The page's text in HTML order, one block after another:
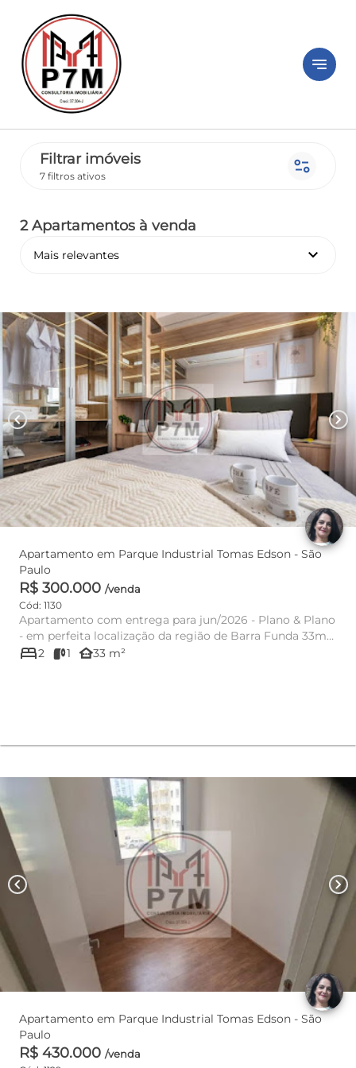
notes
Filtrar imóveis
7 filtros ativos page_info
2 Apartamentos à venda
Mais relevantes keyboard_arrow_down
chevron_left chevron_right
Apartamento em Parque Industrial Tomas Edson - São
Paulo
R$ 300.000 /venda
Cód: 1130
Apartamento com entrega para jun/2026 - Plano & Plano
- em perfeita localização da região de Barra Funda 33m²
- andar ba...
bed2 1 other_houses33 m²
chevron_left chevron_right
Apartamento em Parque Industrial Tomas Edson - São
Paulo
R$ 430.000 /venda